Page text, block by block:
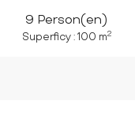
9 Person(en)
Superficy : 100 m2